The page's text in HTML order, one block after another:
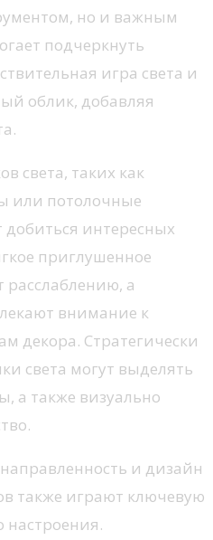
но и важным
подчеркнуть
игра света и
облик, добавляя
света, таких как
или потолочные
добиться интересных
приглушенное
расслаблению, а
внимание к
декора. Стратегически
света могут выделять
а также визуально
и дизайн
также играют ключевую
настроения.